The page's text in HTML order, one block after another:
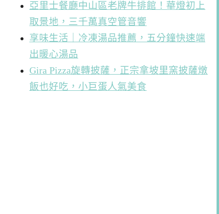
亞里士餐廳中山區老牌牛排館！華燈初上
取景地，三千萬真空管音響
享味生活｜冷凍湯品推薦，五分鐘快速端
出暖心湯品
Gira Pizza旋轉披薩，正宗拿坡里窯披薩燉
飯也好吃，小巨蛋人氣美食